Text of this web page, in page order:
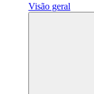
Visão geral